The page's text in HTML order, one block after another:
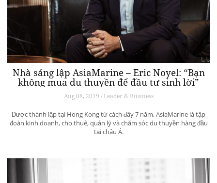
Nhà sáng lập AsiaMarine – Eric Noyel: “Bạn
không mua du thuyền để đầu tư sinh lời”
Aug 08, 2019 / Leader & Business
Được thành lập tại Hong Kong từ cách đây 7 năm, AsiaMarine là tập
đoàn kinh doanh, cho thuê, quản lý và chăm sóc du thuyền hàng đầu
tại châu Á.